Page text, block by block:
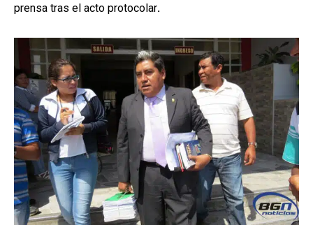
prensa tras el acto protocolar.